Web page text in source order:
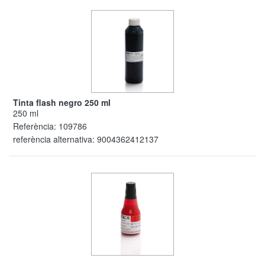
Tinta flash negro 250 ml
250 ml
Referència: 109786
referència alternativa: 9004362412137